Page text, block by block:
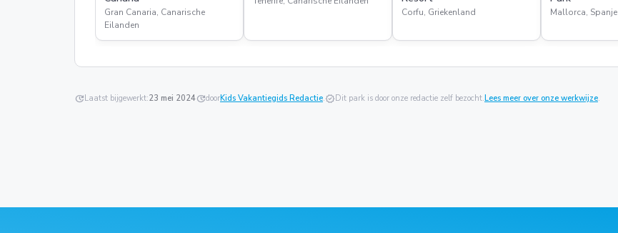
Gran Canaria, Canarische
Eilanden
Corfu, Griekenland Mallorca, Spanje
updateLaatst bijgewerkt:23 mei 2024updatedoorKids Vakantiegids Redactie.verifiedDit park is door onze redactie zelf bezocht.Lees meer over onze werkwijze.